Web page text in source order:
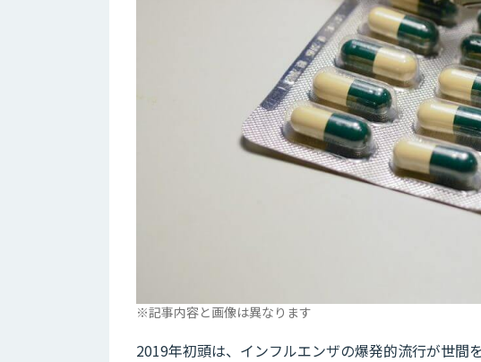
※記事内容と画像は異なります
2019年初頭は、インフルエンザの爆発的流行が世間